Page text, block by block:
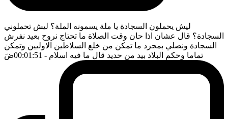
ليش يحملون السجادة يا ملة يسمونه الملة؟ ليش تحملوني
السجادة؟ قال عشان اذا حان وقت الصلاة ما تحتاج نروح بعيد نفرش
السجادة ونصلي بمجرد ما تمكن من خلع السلاطين الاوليين وتمكن
تماما وحكم البلاد بيد من حديد قال ما فيه اسلام - 00:01:51 ضَ